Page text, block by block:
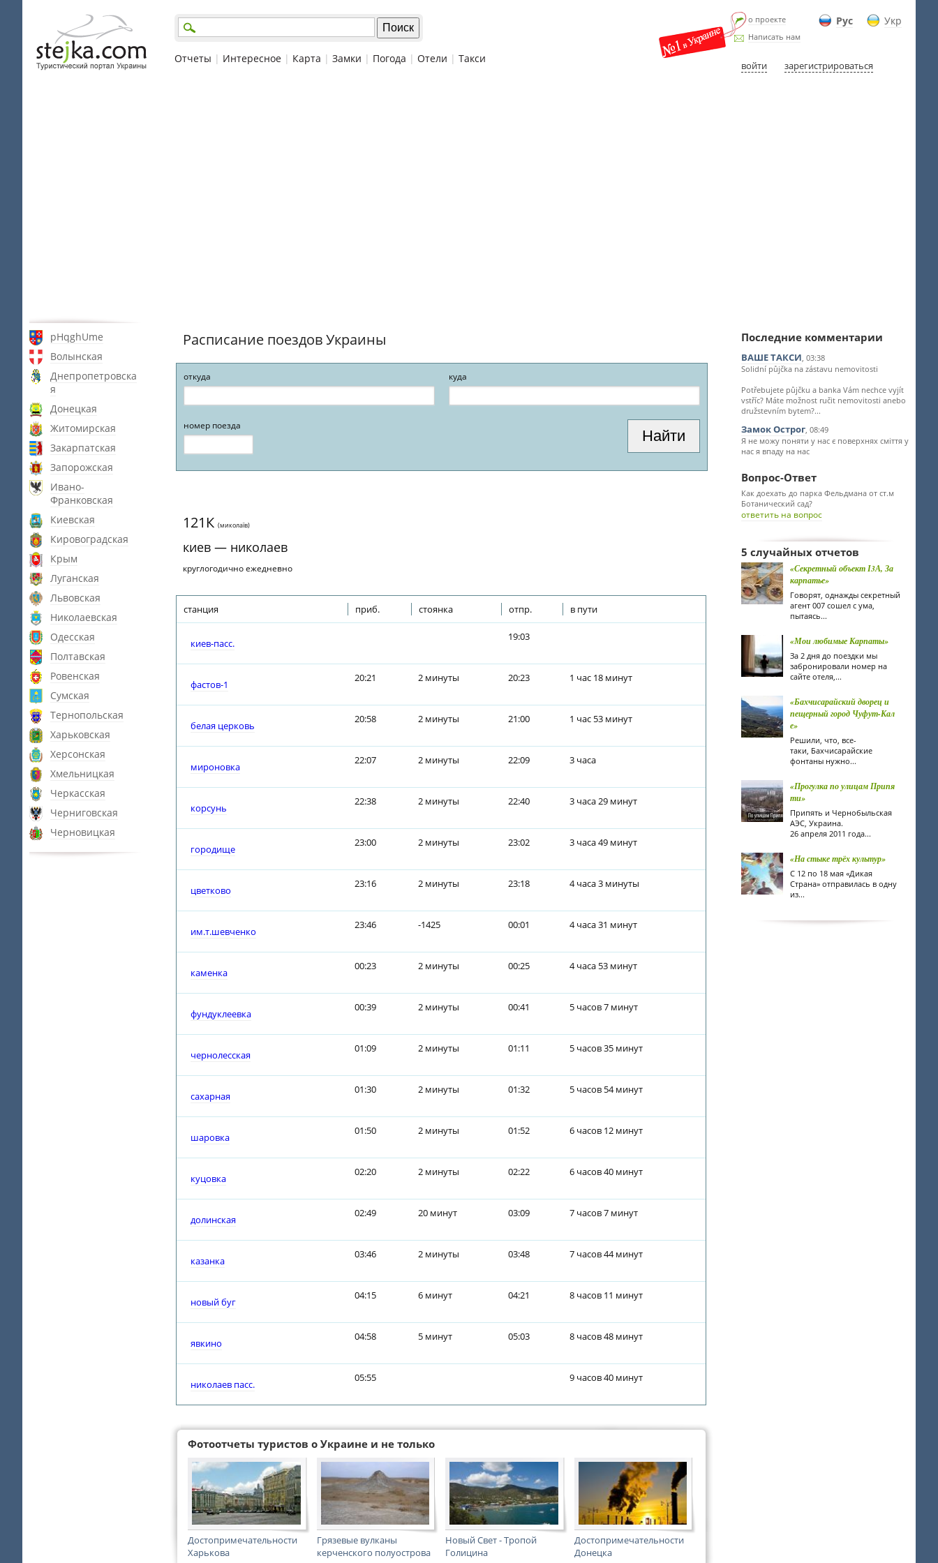
Рус Укр
о проекте
Написать нам
войти зарегистрироваться
Отчеты | Интересное | Карта | Замки | Погода | Отели | Такси
pHqghUme
Волынская
Днепропетровска
я
Донецкая
Житомирская
Закарпатская
Запорожская
Ивано-
Франковская
Киевская
Кировоградская
Крым
Луганская
Львовская
Николаевская
Одесская
Полтавская
Ровенская
Сумская
Тернопольская
Харьковская
Херсонская
Хмельницкая
Черкасская
Черниговская
Черновицкая
Расписание поездов Украины
откуда куда
номер поезда
121К (миколаїв)
киев — николаев
круглогодично ежедневно
станция приб. стоянка отпр. в пути
киев-пасс.
19:03
фастов-1
20:21 2 минуты 20:23 1 час 18 минут
белая церковь
20:58 2 минуты 21:00 1 час 53 минут
мироновка
22:07 2 минуты 22:09 3 часа
корсунь
22:38 2 минуты 22:40 3 часа 29 минут
городище
23:00 2 минуты 23:02 3 часа 49 минут
цветково
23:16 2 минуты 23:18 4 часа 3 минуты
им.т.шевченко
23:46 -1425 00:01 4 часа 31 минут
каменка
00:23 2 минуты 00:25 4 часа 53 минут
фундуклеевка
00:39 2 минуты 00:41 5 часов 7 минут
чернолесская
01:09 2 минуты 01:11 5 часов 35 минут
сахарная
01:30 2 минуты 01:32 5 часов 54 минут
шаровка
01:50 2 минуты 01:52 6 часов 12 минут
куцовка
02:20 2 минуты 02:22 6 часов 40 минут
долинская
02:49 20 минут 03:09 7 часов 7 минут
казанка
03:46 2 минуты 03:48 7 часов 44 минут
новый буг
04:15 6 минут 04:21 8 часов 11 минут
явкино
04:58 5 минут 05:03 8 часов 48 минут
николаев пасс.
05:55 9 часов 40 минут
Фотоотчеты туристов о Украине и не только
Достопримечательности
Харькова
Грязевые вулканы
керченского полуострова
Новый Свет - Тропой
Голицина
Достопримечательности
Донецка
Последние комментарии
ВАШЕ ТАКСИ, 03:38
Solidní půjčka na zástavu nemovitosti
Potřebujete půjčku a banka Vám nechce vyjít
vstříc? Máte možnost ručit nemovitosti anebo
družstevním bytem?...
Замок Острог, 08:49
Я не можу поняти у нас є поверхнях сміття у
нас я впаду на нас
Вопрос-Ответ
Как доехать до парка Фельдмана от ст.м
Ботанический сад?
ответить на вопрос
5 случайных отчетов
«Секретный объект І3А, За
карпатье»
Говорят, однажды секретный
агент 007 сошел с ума,
пытаясь...
«Мои любимые Карпаты»
За 2 дня до поездки мы
забронировали номер на
сайте отеля,...
«Бахчисарайский дворец и
пещерный город Чуфут-Кал
е»
Решили, что, все-
таки, Бахчисарайские
фонтаны нужно...
«Прогулка по улицам Припя
ти»
Припять и Чернобыльская
АЭС, Украина.
26 апреля 2011 года...
«На стыке трёх культур»
С 12 по 18 мая «Дикая
Страна» отправилась в одну
из...